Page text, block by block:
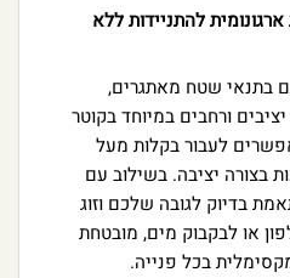
להתניידות ללא
בתנאי שטח מאתגרים,
ורחבים במיוחד בקוטר
לעבור בקלות מעל
בצורה יציבה. בשילוב עם
בדיוק לגובה שלכם וזוג
או לבקבוק מים, מובטחת
בכל פנייה.